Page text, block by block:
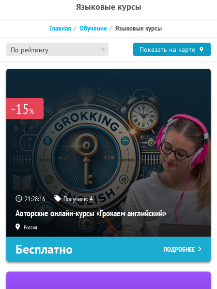
Языковые курсы
По рейтингу
Главная Обучение Языковые курсы
Показать на карте
-15%
21:28:16 Получили:4
Авторские онлайн-курсы «Грокаем английский»
Россия
Бесплатно ПОДРОБНЕЕ